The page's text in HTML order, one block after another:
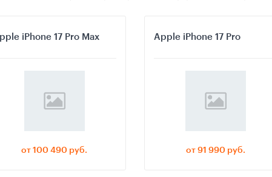
Android на iPhone: Google Keep, Evernote и «Заметки»
iPhone 17 Pro Max
от 100 490 руб.
Apple iPhone 17 Pro
от 91 990 руб.